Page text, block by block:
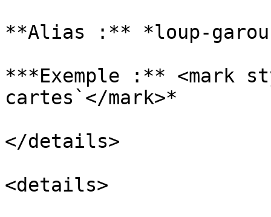
**Alias :** *loup-
***Exemple :** <mark
cartes`</mark>*
</details>
<details>